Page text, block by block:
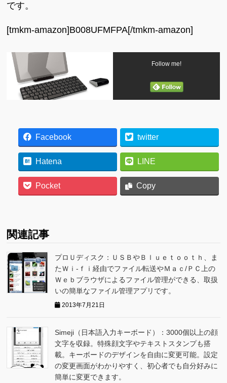
です。
[tmkm-amazon]B008UFMFPA[/tmkm-amazon]
Follow me!
Facebook twitter
Hatena LINE
Pocket Copy
関連記事
プロＵディスク：ＵＳＢやＢｌｕｅｔｏｏｔｈ、ま
たＷｉ-ｆｉ経由でファイル転送やＭａｃ/ＰＣ上の
Ｗｅｂブラウザによるファイル管理ができる、取扱
いの簡単なファイル管理アプリです。
2013年7月21日
Simeji（日本語入力キーボード）：3000個以上の顔
文字を収録。特殊顔文字やテキストスタンプも搭
載。キーボードのデザインを自由に変更可能。設定
の変更画面がわかりやすく、初心者でも自分好みに
簡単に変更できます。